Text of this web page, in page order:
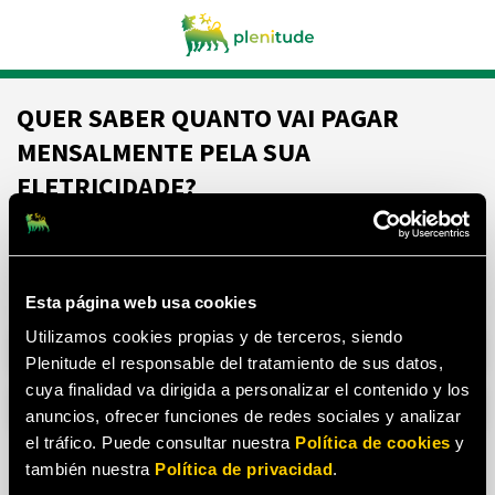
Esta página web usa cookies
Utilizamos cookies propias y de terceros, siendo
Plenitude el responsable del tratamiento de sus datos,
cuya finalidad va dirigida a personalizar el contenido y los
anuncios, ofrecer funciones de redes sociales y analizar
el tráfico. Puede consultar nuestra Política de cookies y
también nuestra Política de privacidad.
QUER SABER QUANTO VAI PAGAR
MENSALMENTE PELA SUA
ELETRICIDADE?
De que potência elétrica necessita (em kw)?
Mais comum
5,75 6,9
Outras opções